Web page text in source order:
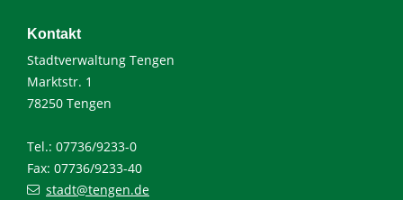
Kontakt
Stadtverwaltung Tengen
Marktstr. 1
78250 Tengen
Tel.: 07736/9233-0
Fax: 07736/9233-40
stadt@tengen.de